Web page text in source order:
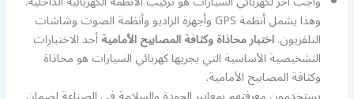
وهذا يشمل أنظمة GPS وأجهزة الراديو وأنظمة الصوت وشاشات
التلفزيون.اختبار محاذاة وكثافة المصابيح الأماميةأحد الاختبارات
التشخيصية الأساسية التي يجريها كهربائي السيارات هو محاذاة
وكثافة المصابيح الأمامية.